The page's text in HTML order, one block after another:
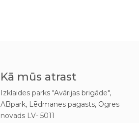
Kā mūs atrast
Izklaides parks "Avārijas brigāde",
ABpark, Lēdmanes pagasts, Ogres
novads LV- 5011